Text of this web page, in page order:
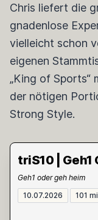
Chris liefert die
gnadenlose
vielleicht schon
eigenen
„King of Sports“
der nötigen
Strong Style.
triS10 | Geh1
Geh1 oder geh heim
10.07.2026
101